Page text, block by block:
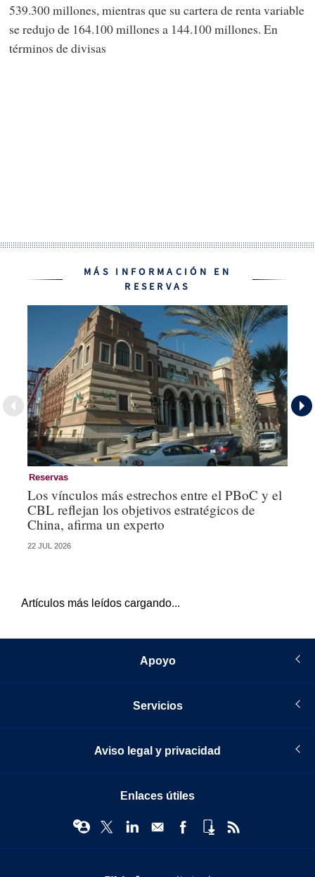
539.300 millones, mientras que su cartera de renta variable
se redujo de 164.100 millones a 144.100 millones. En
términos de divisas
MÁS INFORMACIÓN EN
RESERVAS
Reservas
Los vínculos más estrechos entre el PBoC y el
CBL reflejan los objetivos estratégicos de
China, afirma un experto
22 JUL 2026
Artículos más leídos cargando...
Apoyo
Servicios
Aviso legal y privacidad
Enlaces útiles